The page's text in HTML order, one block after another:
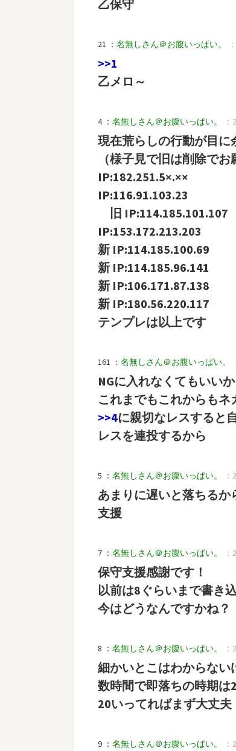
乙保守
21 ： 名無しさん＠お腹いっぱい。
>>1
乙メロ～
4 ： 名無しさん＠お腹いっぱい。
現在荒らしの行動が目に
（様子見で旧は削除でお
IP:182.251.5×.××
IP:116.91.103.23
旧 IP:114.185.101.107
IP:153.172.213.203
新 IP:114.185.100.69
新 IP:114.185.96.141
新 IP:106.171.87.138
新 IP:180.56.220.117
テンプレは以上です
161 ： 名無しさん＠お腹いっぱい。
NGに入れなくてもいい
これまでもこれからも
>>4に親切なレスすると
レスを連投するから
5 ： 名無しさん＠お腹いっぱい。
あまりに遅いと落ちるか
支援
7 ： 名無しさん＠お腹いっぱい。
保守支援感謝です！
以前は8ぐらいまで書き
今はどうなんですかね？
8 ： 名無しさん＠お腹いっぱい。
細かいとこはわからな
数時間で即落ちの時期は
20いってればまず大丈夫
9 ： 名無しさん＠お腹いっぱい。